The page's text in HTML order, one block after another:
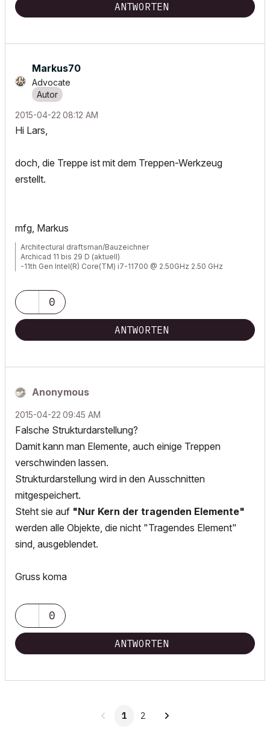
ANTWORTEN
Markus70
Advocate
‎2015-04-22 08:12 AM
Hi Lars,
doch, die Treppe ist mit dem Treppen-Werkzeug
erstellt.
mfg, Markus
Architectural draftsman/Bauzeichner
Archicad 11 bis 29 D (aktuell)
-11th Gen Intel(R) Core(TM) i7-11700 @ 2.50GHz 2.50 GHz
-NVIDIA Quadro RTX 4000
-Canon TM 300 + Scanner
0
ANTWORTEN
Anonymous
‎2015-04-22 09:45 AM
Falsche Strukturdarstellung?
Damit kann man Elemente, auch einige Treppen
verschwinden lassen.
Strukturdarstellung wird in den Ausschnitten
mitgespeichert.
Steht sie auf "Nur Kern der tragenden Elemente"
werden alle Objekte, die nicht "Tragendes Element"
sind, ausgeblendet.
Gruss koma
0
ANTWORTEN
1 2